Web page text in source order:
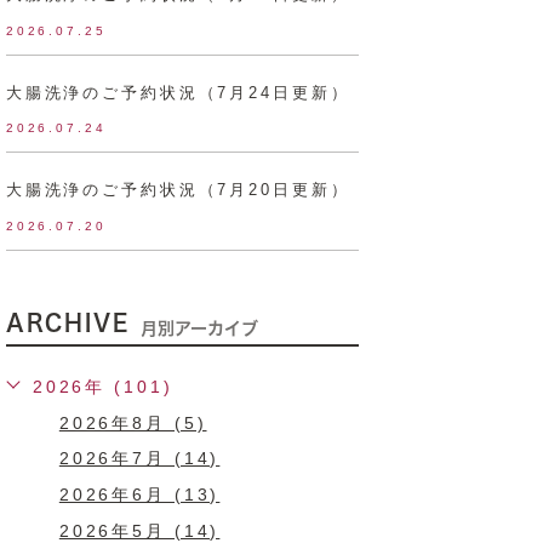
2026.07.25
大腸洗浄のご予約状況（7月24日更新）
2026.07.24
大腸洗浄のご予約状況（7月20日更新）
2026.07.20
ARCHIVE 月別アーカイブ
2026年 (101)
2026年8月 (5)
2026年7月 (14)
2026年6月 (13)
2026年5月 (14)